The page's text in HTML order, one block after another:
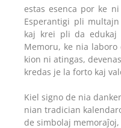
estas esenca por ke
Esperantigi pli
kaj krei pli da edukaj
Memoru, ke nia
kion ni atingas,
kredas je la forto kaj
Kiel signo de nia
nian tradician
de simbolaj